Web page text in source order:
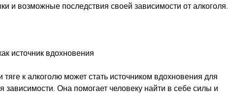
и возможные последствия своей зависимости от алкоголя.
источник вдохновения
тяге к алкоголю может стать источником вдохновения для
зависимости. Она помогает человеку найти в себе силы и